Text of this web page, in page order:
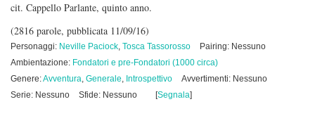
cit. Cappello Parlante, quinto anno.
(2816 parole, pubblicata 11/09/16)
Personaggi: Neville Paciock, Tosca Tassorosso
Pairing: Nessuno
Ambientazione: Fondatori e pre-Fondatori (1000 circa)
Genere:Avventura, Generale, Introspettivo
Avvertimenti: Nessuno
Serie: Nessuno
Sfide: Nessuno [Segnala]